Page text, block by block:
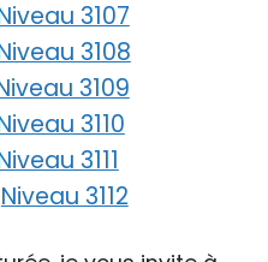
3107
3108
3109
3110
3111
Niveau 3112